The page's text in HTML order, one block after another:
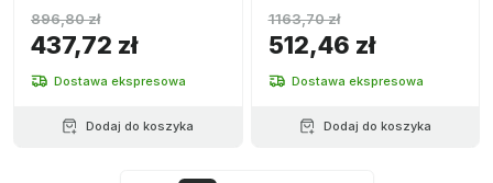
437,72 zł
896,80 zł
Dostawa ekspresowa
Dodaj do koszyka
512,46 zł
1163,70 zł
Dostawa ekspresowa
Dodaj do koszyka